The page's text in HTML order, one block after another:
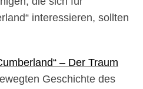
interessieren, sollten
– Der Traum
Geschichte des